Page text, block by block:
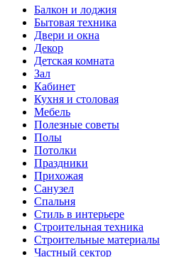
Балкон и лоджия
Бытовая техника
Двери и окна
Декор
Детская комната
Зал
Кабинет
Кухня и столовая
Мебель
Полезные советы
Полы
Потолки
Праздники
Прихожая
Санузел
Спальня
Стиль в интерьере
Строительная техника
Строительные материалы
Частный сектор